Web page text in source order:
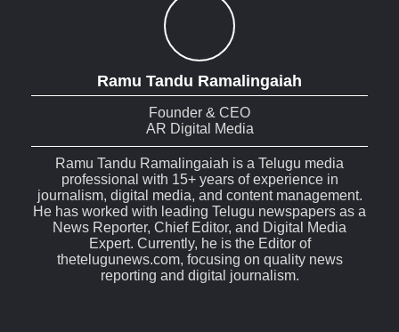
Ramu Tandu Ramalingaiah
Founder & CEO
AR Digital Media
Ramu Tandu Ramalingaiah is a Telugu media
professional with 15+ years of experience in
journalism, digital media, and content management.
He has worked with leading Telugu newspapers as a
News Reporter, Chief Editor, and Digital Media
Expert. Currently, he is the Editor of
thetelugunews.com, focusing on quality news
reporting and digital journalism.